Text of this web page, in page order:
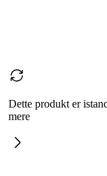
Dette produkt er
mere